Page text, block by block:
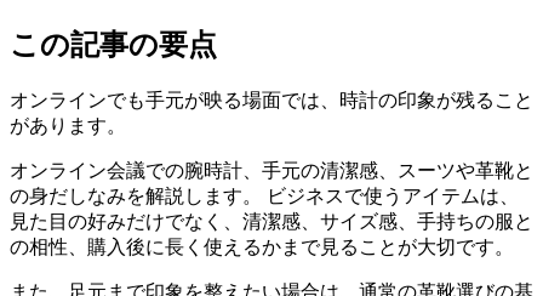
この記事の要点
オンラインでも手元が映る場面では、時計の印象が残ること
があります。
オンライン会議での腕時計、手元の清潔感、スーツや革靴と
の身だしなみを解説します。 ビジネスで使うアイテムは、
見た目の好みだけでなく、清潔感、サイズ感、手持ちの服と
の相性、購入後に長く使えるかまで見ることが大切です。
また、足元まで印象を整えたい場合は、通常の革靴選びの基